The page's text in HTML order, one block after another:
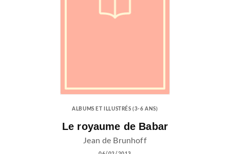
ALBUMS ET ILLUSTRÉS (3-6 ANS)
Le royaume de Babar
Jean de Brunhoff